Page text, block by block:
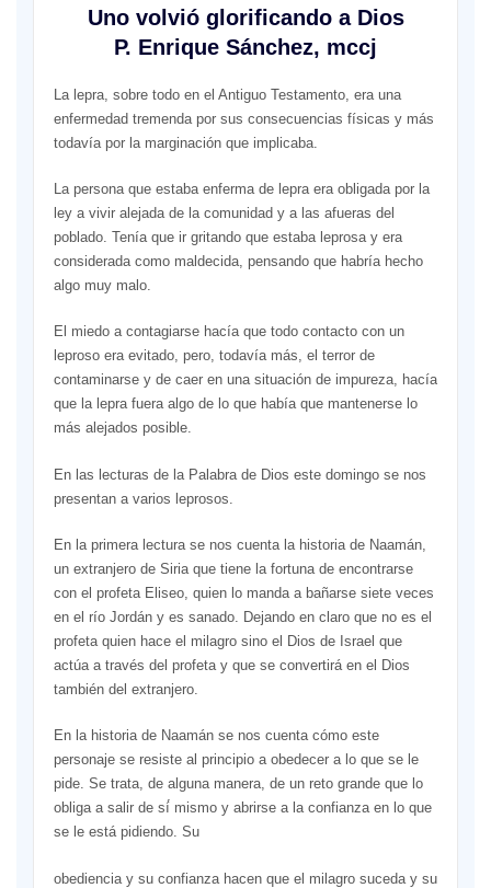
Uno volvió glorificando a Dios
P. Enrique Sánchez, mccj
La lepra, sobre todo en el Antiguo Testamento, era una
enfermedad tremenda por sus consecuencias físicas y más
todavía por la marginación que implicaba.
La persona que estaba enferma de lepra era obligada por la
ley a vivir alejada de la comunidad y a las afueras del
poblado. Tenía que ir gritando que estaba leprosa y era
considerada como maldecida, pensando que habría hecho
algo muy malo.
El miedo a contagiarse hacía que todo contacto con un
leproso era evitado, pero, todavía más, el terror de
contaminarse y de caer en una situación de impureza, hacía
que la lepra fuera algo de lo que había que mantenerse lo
más alejados posible.
En las lecturas de la Palabra de Dios este domingo se nos
presentan a varios leprosos.
En la primera lectura se nos cuenta la historia de Naamán,
un extranjero de Siria que tiene la fortuna de encontrarse
con el profeta Eliseo, quien lo manda a bañarse siete veces
en el río Jordán y es sanado. Dejando en claro que no es el
profeta quien hace el milagro sino el Dios de Israel que
actúa a través del profeta y que se convertirá en el Dios
también del extranjero.
En la historia de Naamán se nos cuenta cómo este
personaje se resiste al principio a obedecer a lo que se le
pide. Se trata, de alguna manera, de un reto grande que lo
obliga a salir de sí́ mismo y abrirse a la confianza en lo que
se le está pidiendo. Su
obediencia y su confianza hacen que el milagro suceda y su